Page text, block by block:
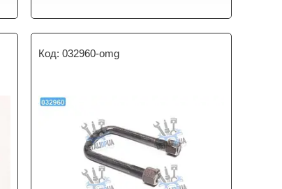
032960-omg